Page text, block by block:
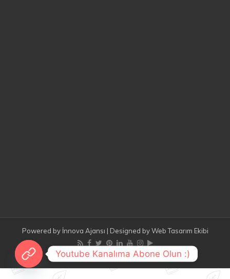
Powered by İnnova Ajansı | Designed byWeb Tasarım Ekibi
© Copyright 2026, All Rights Reserved
Youtube Kanalıma Abone Olun :)